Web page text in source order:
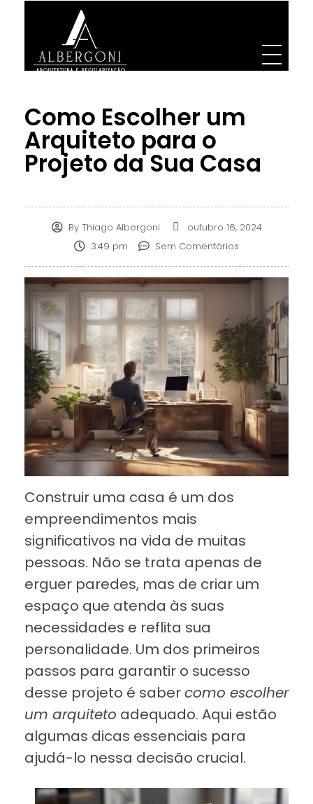
Como Escolher um
Arquiteto para o
Projeto da Sua Casa
ByThiago Albergoni
outubro 16, 2024
3:49 pm
Sem Comentários
Construir uma casa é um dos
empreendimentos mais
significativos na vida de muitas
pessoas. Não se trata apenas de
erguer paredes, mas de criar um
espaço que atenda às suas
necessidades e reflita sua
personalidade. Um dos primeiros
passos para garantir o sucesso
desse projeto é sabercomo escolher
um arquiteto adequado. Aqui estão
algumas dicas essenciais para
ajudá-lo nessa decisão crucial.